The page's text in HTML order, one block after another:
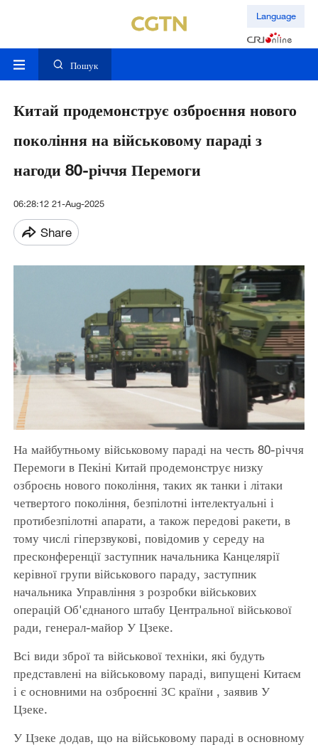
Language
Пошук
Китай продемонструє озброєння нового
покоління на військовому параді з
нагоди 80-річчя Перемоги
06:28:12 21-Aug-2025
Share
На майбутньому військовому параді на честь 80-річчя
Перемоги в Пекіні Китай продемонструє низку
озброєнь нового покоління, таких як танки і літаки
четвертого покоління, безпілотні інтелектуальні і
протибезпілотні апарати, а також передові ракети, в
тому числі гіперзвукові, повідомив у середу на
пресконференції заступник начальника Канцелярії
керівної групи військового параду, заступник
начальника Управління з розробки військових
операцій Об'єднаного штабу Центральної військової
ради, генерал-майор У Цзеке.
Всі види зброї та військової техніки, які будуть
представлені на військовому параді, випущені Китаєм
і є основними на озброєнні ЗС країни , заявив У
Цзеке.
У Цзеке додав, що на військовому параді в основному